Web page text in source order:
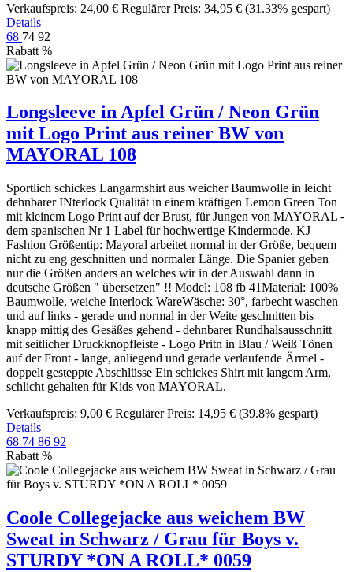
Verkaufspreis: 24,00 € Regulärer Preis: 34,95 € (31.33% gespart)
Details
68 74 92
Rabatt %
Longsleeve in Apfel Grün / Neon Grün
mit Logo Print aus reiner BW von
MAYORAL 108
Sportlich schickes Langarmshirt aus weicher Baumwolle in leicht
dehnbarer INterlock Qualität in einem kräftigen Lemon Green Ton
mit kleinem Logo Print auf der Brust, für Jungen von MAYORAL -
dem spanischen Nr 1 Label für hochwertige Kindermode. KJ
Fashion Größentip: Mayoral arbeitet normal in der Größe, bequem
nicht zu eng geschnitten und normaler Länge. Die Spanier geben
nur die Größen anders an welches wir in der Auswahl dann in
deutsche Größen " übersetzen" !! Model: 108 fb 41Material: 100%
Baumwolle, weiche Interlock WareWäsche: 30°, farbecht waschen
und auf links - gerade und normal in der Weite geschnitten bis
knapp mittig des Gesäßes gehend - dehnbarer Rundhalsausschnitt
mit seitlicher Druckknopfleiste - Logo Pritn in Blau / Weiß Tönen
auf der Front - lange, anliegend und gerade verlaufende Ärmel -
doppelt gesteppte Abschlüsse Ein schickes Shirt mit langem Arm,
schlicht gehalten für Kids von MAYORAL.
Verkaufspreis: 9,00 € Regulärer Preis: 14,95 € (39.8% gespart)
Details
68 74 86 92
Rabatt %
Coole Collegejacke aus weichem BW
Sweat in Schwarz / Grau für Boys v.
STURDY *ON A ROLL* 0059